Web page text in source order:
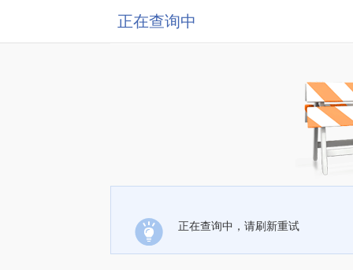
正在查询中
正在查询中，请刷新重试